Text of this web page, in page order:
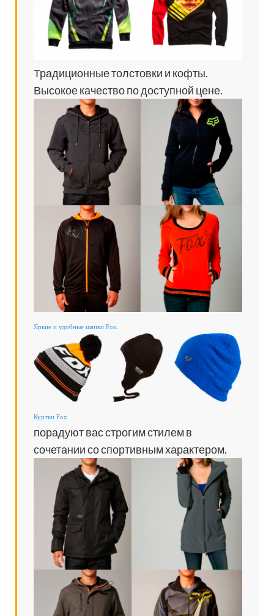
Традиционные толстовки и кофты.
Высокое качество по доступной цене.
Яркие и удобные шапки Fox.
Куртки Fox
порадуют вас строгим стилем в
сочетании со спортивным характером.